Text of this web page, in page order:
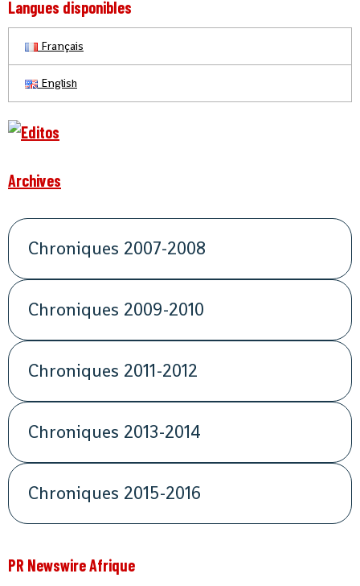
Langues disponibles
Français
English
Archives
Chroniques 2007-2008
Chroniques 2009-2010
Chroniques 2011-2012
Chroniques 2013-2014
Chroniques 2015-2016
PR Newswire Afrique